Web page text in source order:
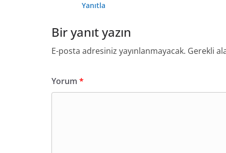
Yanıtla
Bir yanıt yazın
E-posta adresiniz yayınlanmayacak. Gerekli
Yorum *